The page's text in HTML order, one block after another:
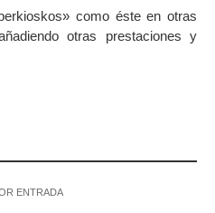
como éste en otras
otras prestaciones y
ENTRADA